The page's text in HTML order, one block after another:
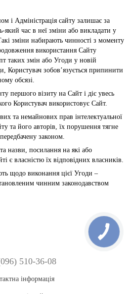
і Адміністрація сайту залишає за
який час в неї зміни або викладати у
зміни набирають чинності з моменту
використання Сайту
таких змін або Угоди у новій
Користувач зобов’язується припинити
обсязі.
першого візиту на Сайт і діє увесь
Користувач використовує Сайт.
та немайнових прав інтелектуальної
та його авторів, їх порушення тягне
законом.
назви, посилання на які або
є власністю їх відповідних власників.
щодо виконання цієї Угоди –
чинним законодавством
510-36-08
інформація